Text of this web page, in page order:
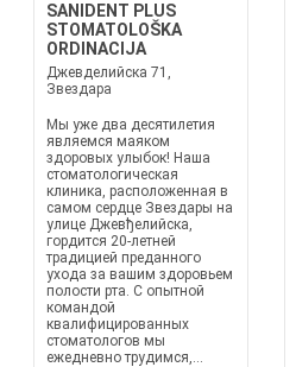
SANIDENT PLUS
STOMATOLOŠKA
ORDINACIJA
Джевделийска 71,
Звездара
Мы уже два десятилетия
являемся маяком
здоровых улыбок! Наша
стоматологическая
клиника, расположенная в
самом сердце Звездары на
улице Джевђелийска,
гордится 20-летней
традицией преданного
ухода за вашим здоровьем
полости рта. С опытной
командой
квалифицированных
стоматологов мы
ежедневно трудимся,...